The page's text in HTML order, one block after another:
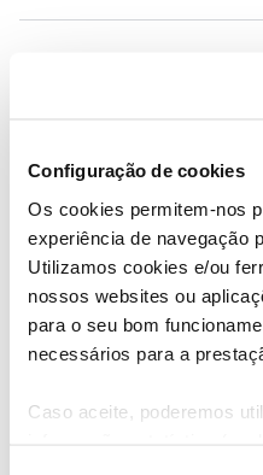
Configuração de cookies
Os cookies permitem-nos
experiência de navegação
Utilizamos cookies e/ou
nossos websites ou
para o seu bom
necessários para a
Caso aceite, poderemos
Agradecemos a sua
Neste momento não temos
identificado relacionado as
Pode, por favor, partilhar
Obrigado